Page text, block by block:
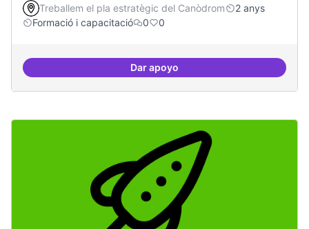
Treballem el pla estratègic del Canòdrom
2 anys
Formació i capacitació
0 0
Dar apoyoTècniques de seguretat digital